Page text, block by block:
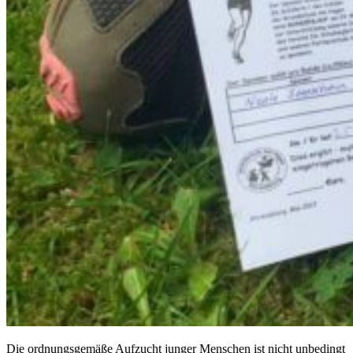
Die ordnungsgemäße Aufzucht junger Menschen ist nicht unbedingt